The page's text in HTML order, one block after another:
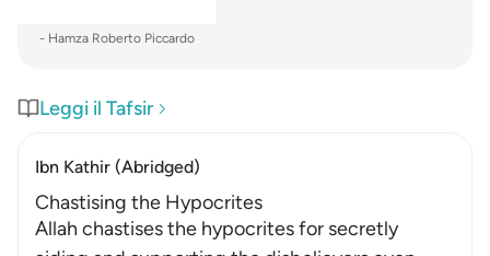
Leggi il Tafsir
Ibn Kathir (Abridged)
Chastising the Hypocrites
Allah chastises the hypocrites for secretly
- Hamza Roberto Piccardo